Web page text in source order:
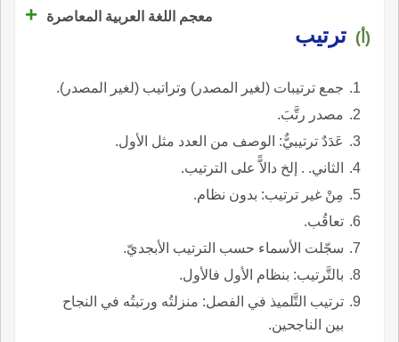
معجم اللغة العربية المعاصرة +
(أ) ترتيب
جمع ترتيبات (لغير المصدر) وتراتيب (لغير المصدر).
مصدر رتَّبَ.
عَدَدٌ ترتيبيٌّ: الوصف من العدد مثل الأول.
الثاني. . إلخ دالاًّ على الترتيب.
مِنْ غير ترتيب: بدون نظام.
تعاقُب.
سجّلت الأسماء حسب الترتيب الأبجديّ.
بالتَّرتيب: بنظام الأول فالأول.
ترتيب التَّلميذ في الفصل: منزلتُه ورتبتُه في النجاح
بين الناجحين.